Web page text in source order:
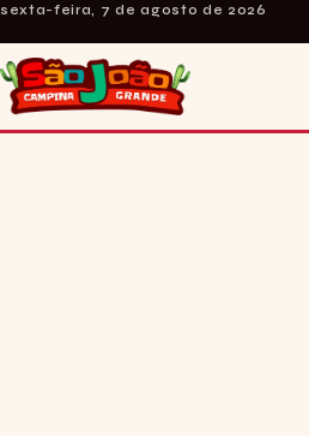
sexta-feira, 7 de agosto de 2026